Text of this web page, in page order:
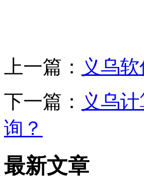
上一篇： 义乌
下一篇： 义乌
询？
最新文章